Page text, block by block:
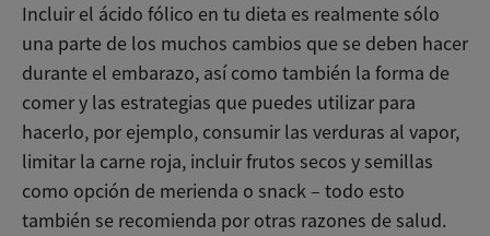
Incluir el ácido fólico en tu dieta es realmente sólo
una parte de los muchos cambios que se deben hacer
durante el embarazo, así como también la forma de
comer y las estrategias que puedes utilizar para
hacerlo, por ejemplo, consumir las verduras al vapor,
limitar la carne roja, incluir frutos secos y semillas
como opción de merienda o snack – todo esto
también se recomienda por otras razones de salud.